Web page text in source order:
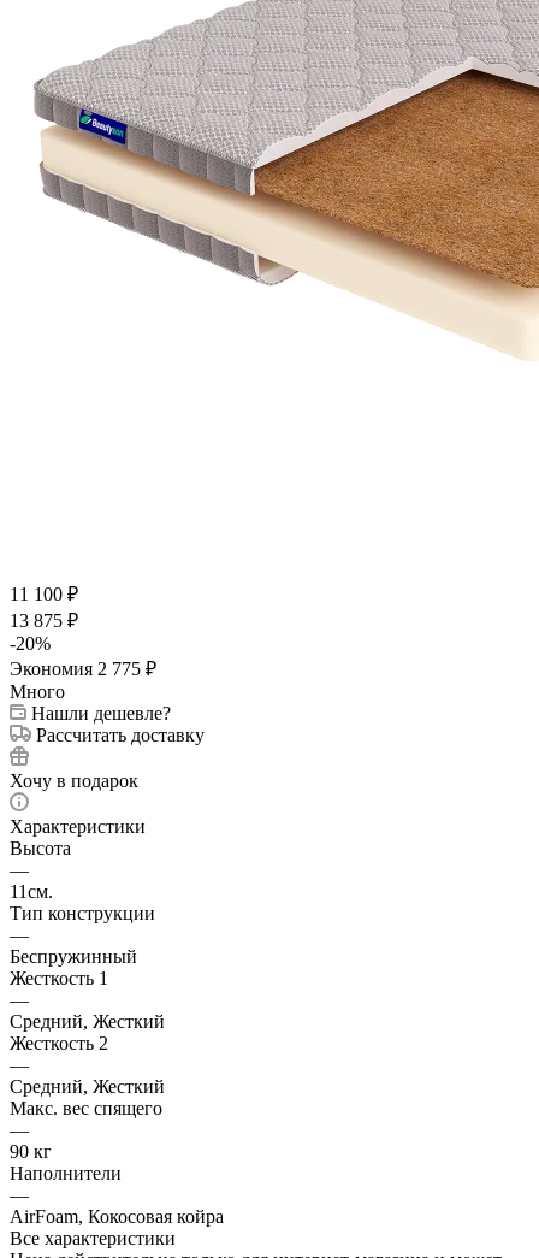
11 100 ₽
13 875 ₽
-20%
Экономия 2 775 ₽
Много
Нашли дешевле?
Рассчитать доставку
Хочу в подарок
Характеристики
Высота
—
11см.
Тип конструкции
—
Беспружинный
Жесткость 1
—
Средний, Жесткий
Жесткость 2
—
Средний, Жесткий
Макс. вес спящего
—
90 кг
Наполнители
—
AirFoam, Кокосовая койра
Все характеристики